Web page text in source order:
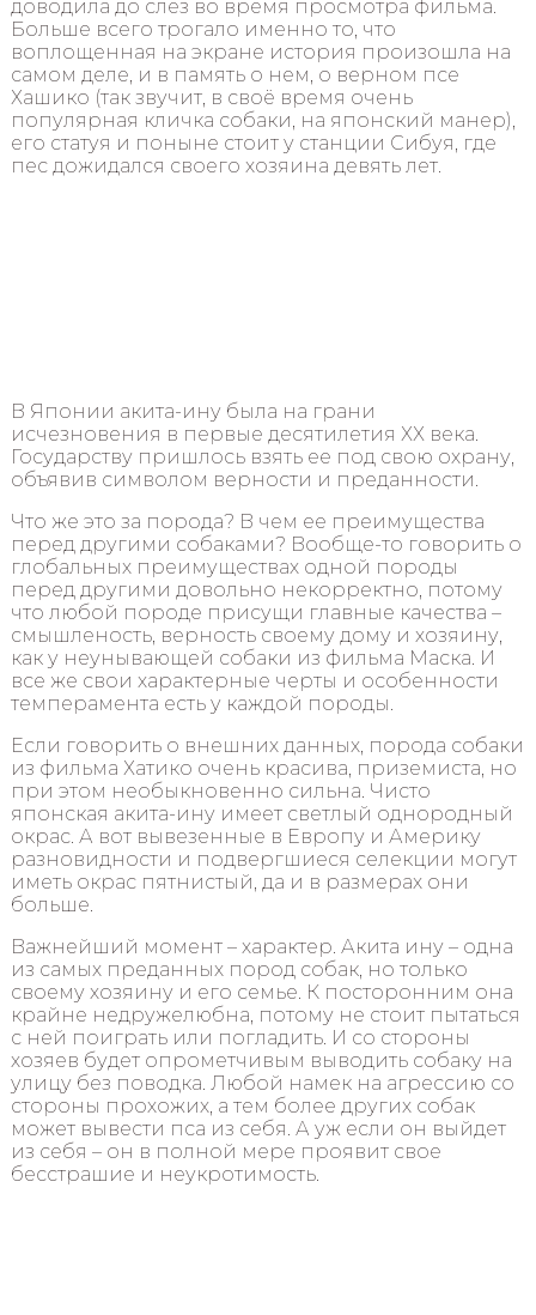
доводила до слез во время просмотра фильма.
Больше всего трогало именно то, что
воплощенная на экране история произошла на
самом деле, и в память о нем, о верном псе
Хашико (так звучит, в своё время очень
популярная кличка собаки, на японский манер),
его статуя и поныне стоит у станции Сибуя, где
пес дожидался своего хозяина девять лет.
В Японии акита-ину была на грани
исчезновения в первые десятилетия ХХ века.
Государству пришлось взять ее под свою охрану,
объявив символом верности и преданности.
Что же это за порода? В чем ее преимущества
перед другими собаками? Вообще-то говорить о
глобальных преимуществах одной породы
перед другими довольно некорректно, потому
что любой породе присущи главные качества –
смышленость, верность своему дому и хозяину,
как у неунывающей собаки из фильма Маска. И
все же свои характерные черты и особенности
темперамента есть у каждой породы.
Если говорить о внешних данных, порода собаки
из фильма Хатико очень красива, приземиста, но
при этом необыкновенно сильна. Чисто
японская акита-ину имеет светлый однородный
окрас. А вот вывезенные в Европу и Америку
разновидности и подвергшиеся селекции могут
иметь окрас пятнистый, да и в размерах они
больше.
Важнейший момент – характер. Акита ину – одна
из самых преданных пород собак, но только
своему хозяину и его семье. К посторонним она
крайне недружелюбна, потому не стоит пытаться
с ней поиграть или погладить. И со стороны
хозяев будет опрометчивым выводить собаку на
улицу без поводка. Любой намек на агрессию со
стороны прохожих, а тем более других собак
может вывести пса из себя. А уж если он выйдет
из себя – он в полной мере проявит свое
бесстрашие и неукротимость.